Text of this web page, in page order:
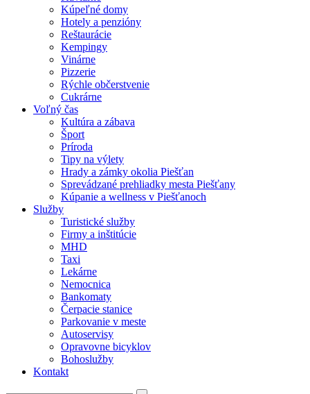
Kúpeľné domy
Hotely a penzióny
Reštaurácie
Kempingy
Vinárne
Pizzerie
Rýchle občerstvenie
Cukrárne
Voľný čas
Kultúra a zábava
Šport
Príroda
Tipy na výlety
Hrady a zámky okolia Piešťan
Sprevádzané prehliadky mesta Piešťany
Kúpanie a wellness v Piešťanoch
Služby
Turistické služby
Firmy a inštitúcie
MHD
Taxi
Lekárne
Nemocnica
Bankomaty
Čerpacie stanice
Parkovanie v meste
Autoservisy
Opravovne bicyklov
Bohoslužby
Kontakt